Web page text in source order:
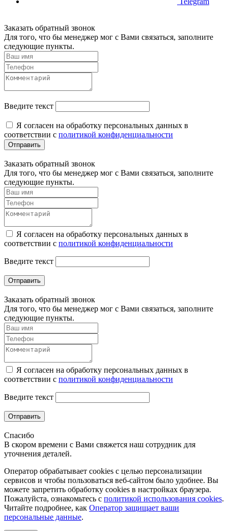
Заказать обратный звонок
Для того, что бы менеджер мог с Вами связаться, заполните
следующие пункты.
Введите текст
Я согласен на обработку персональных данных в
соответствии с политикой конфиденциальности
Отправить
Заказать обратный звонок
Для того, что бы менеджер мог с Вами связаться, заполните
следующие пункты.
Я согласен на обработку персональных данных в
соответствии с политикой конфиденциальности
Введите текст
Отправить
Заказать обратный звонок
Для того, что бы менеджер мог с Вами связаться, заполните
следующие пункты.
Я согласен на обработку персональных данных в
соответствии с политикой конфиденциальности
Введите текст
Отправить
Спасибо
В скором времени с Вами свяжется наш сотрудник для
уточнения деталей.
Оператор обрабатывает cookies с целью персонализации
сервисов и чтобы пользоваться веб-сайтом было удобнее. Вы
можете запретить обработку сookies в настройках браузера.
Пожалуйста, ознакомьтесь с политикой использования cookies.
Читайте подробнее, как Оператор защищает ваши
персональные данные.